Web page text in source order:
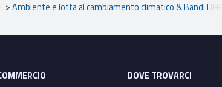
>Ambiente e lotta al cambiamento climatico & Bandi LIFE
DOVE TROVARCI